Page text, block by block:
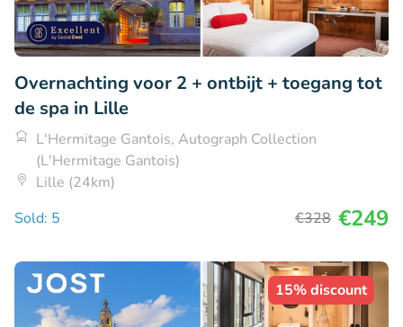
Overnachting voor 2 + ontbijt + toegang tot
de spa in Lille
L'Hermitage Gantois, Autograph Collection
(L'Hermitage Gantois)
Lille (24km)
Sold: 5
€328 €249
15% discount